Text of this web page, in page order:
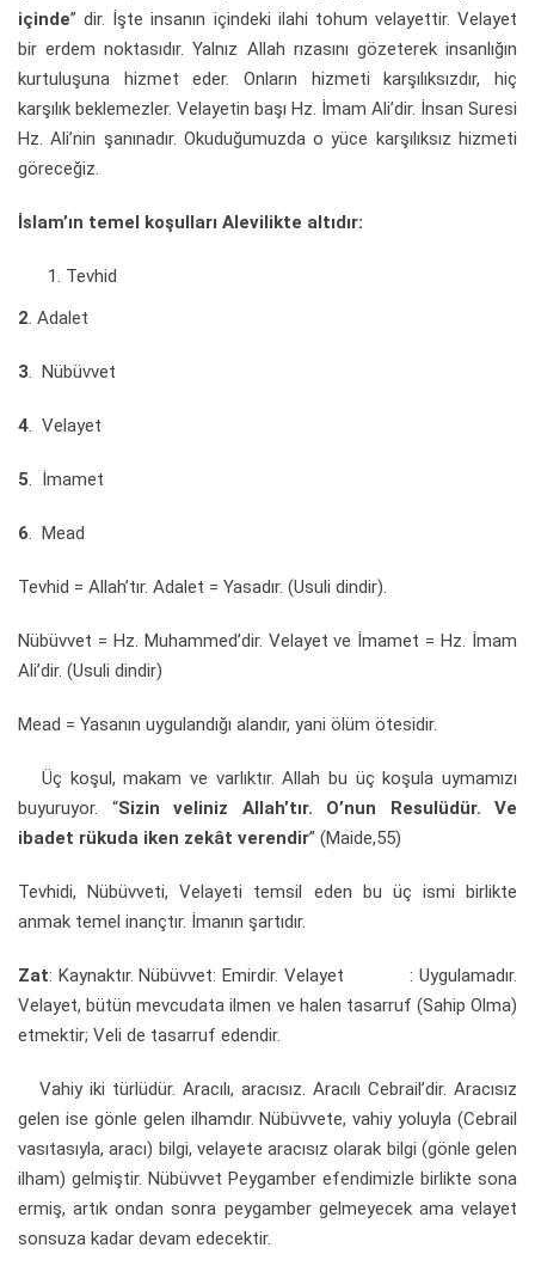
içinde” dir. İşte insanın içindeki ilahi tohum velayettir. Velayet
bir erdem noktasıdır. Yalnız Allah rızasını gözeterek insanlığın
kurtuluşuna hizmet eder. Onların hizmeti karşılıksızdır, hiç
karşılık beklemezler. Velayetin başı Hz. İmam Ali’dir. İnsan Suresi
Hz. Ali’nin şanınadır. Okuduğumuzda o yüce karşılıksız hizmeti
göreceğiz.
İslam’ın temel koşulları Alevilikte altıdır:
Tevhid
2. Adalet
3. Nübüvvet
4. Velayet
5. İmamet
6. Mead
Tevhid = Allah’tır. Adalet = Yasadır. (Usuli dindir).
Nübüvvet = Hz. Muhammed’dir. Velayet ve İmamet = Hz. İmam
Ali’dir. (Usuli dindir)
Mead = Yasanın uygulandığı alandır, yani ölüm ötesidir.
Üç koşul, makam ve varlıktır. Allah bu üç koşula uymamızı
buyuruyor. “Sizin veliniz Allah’tır. O’nun Resulüdür. Ve
ibadet rükuda iken zekât verendir” (Maide,55)
Tevhidi, Nübüvveti, Velayeti temsil eden bu üç ismi birlikte
anmak temel inançtır. İmanın şartıdır.
Zat: Kaynaktır. Nübüvvet: Emirdir. Velayet : Uygulamadır.
Velayet, bütün mevcudata ilmen ve halen tasarruf (Sahip Olma)
etmektir; Veli de tasarruf edendir.
Vahiy iki türlüdür. Aracılı, aracısız. Aracılı Cebrail’dir. Aracısız
gelen ise gönle gelen ilhamdır. Nübüvvete, vahiy yoluyla (Cebrail
vasıtasıyla, aracı) bilgi, velayete aracısız olarak bilgi (gönle gelen
ilham) gelmiştir. Nübüvvet Peygamber efendimizle birlikte sona
ermiş, artık ondan sonra peygamber gelmeyecek ama velayet
sonsuza kadar devam edecektir.